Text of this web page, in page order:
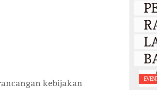
kebijakan
BY